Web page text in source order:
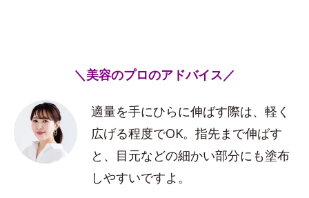
＼美容のプロのアドバイス／
適量を手にひらに伸ばす際は、軽く
広げる程度でOK。指先まで伸ばす
と、目元などの細かい部分にも塗布
しやすいですよ。